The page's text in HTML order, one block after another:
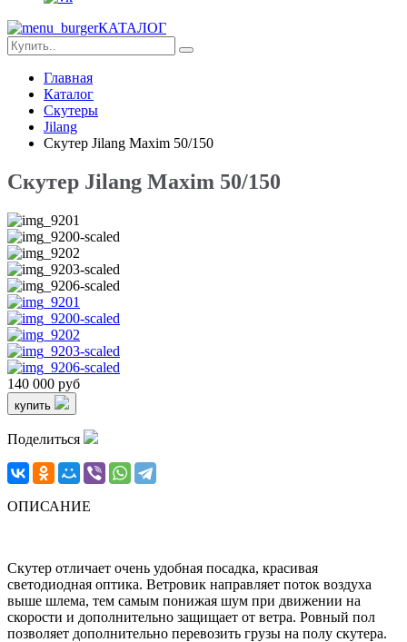
КАТАЛОГ
Главная
Каталог
Скутеры
Jilang
Скутер Jilang Maxim 50/150
Скутер Jilang Maxim 50/150
140 000 руб
купить
Поделиться
ОПИСАНИЕ
Скутер отличает очень удобная посадка, красивая
светодиодная оптика. Ветровик направляет поток воздуха
выше шлема, тем самым понижая шум при движении на
скорости и дополнительно защищает от ветра. Ровный пол
позволяет дополнительно перевозить грузы на полу скутера.